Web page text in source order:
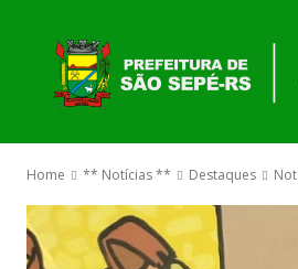
Home ** Notícias ** Destaques